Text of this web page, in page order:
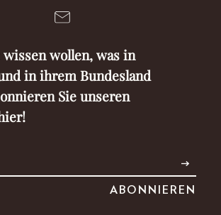
wollen, was in
in ihrem Bundesland
Sie unseren